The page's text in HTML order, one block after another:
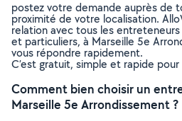
postez votre demande auprès de
proximité de votre localisation.
relation avec tous les
et particuliers, à Marseille 5e
vous répondre rapidement.
C’est gratuit, simple et rapide
Comment bien choisir un
Marseille 5e Arrondissement ?